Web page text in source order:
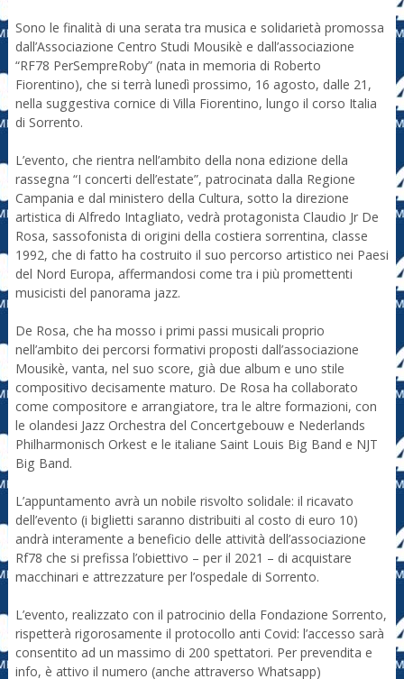
Sono le finalità di una serata tra musica e solidarietà promossa
dall’Associazione Centro Studi Mousikè e dall’associazione
“RF78 PerSempreRoby” (nata in memoria di Roberto
Fiorentino), che si terrà lunedì prossimo, 16 agosto, dalle 21,
nella suggestiva cornice di Villa Fiorentino, lungo il corso Italia
di Sorrento.
L’evento, che rientra nell’ambito della nona edizione della
rassegna “I concerti dell’estate”, patrocinata dalla Regione
Campania e dal ministero della Cultura, sotto la direzione
artistica di Alfredo Intagliato, vedrà protagonista Claudio Jr De
Rosa, sassofonista di origini della costiera sorrentina, classe
1992, che di fatto ha costruito il suo percorso artistico nei Paesi
del Nord Europa, affermandosi come tra i più promettenti
musicisti del panorama jazz.
De Rosa, che ha mosso i primi passi musicali proprio
nell’ambito dei percorsi formativi proposti dall’associazione
Mousikè, vanta, nel suo score, già due album e uno stile
compositivo decisamente maturo. De Rosa ha collaborato
come compositore e arrangiatore, tra le altre formazioni, con
le olandesi Jazz Orchestra del Concertgebouw e Nederlands
Philharmonisch Orkest e le italiane Saint Louis Big Band e NJT
Big Band.
L’appuntamento avrà un nobile risvolto solidale: il ricavato
dell’evento (i biglietti saranno distribuiti al costo di euro 10)
andrà interamente a beneficio delle attività dell’associazione
Rf78 che si prefissa l’obiettivo – per il 2021 – di acquistare
macchinari e attrezzature per l’ospedale di Sorrento.
L’evento, realizzato con il patrocinio della Fondazione Sorrento,
rispetterà rigorosamente il protocollo anti Covid: l’accesso sarà
consentito ad un massimo di 200 spettatori. Per prevendita e
info, è attivo il numero (anche attraverso Whatsapp)